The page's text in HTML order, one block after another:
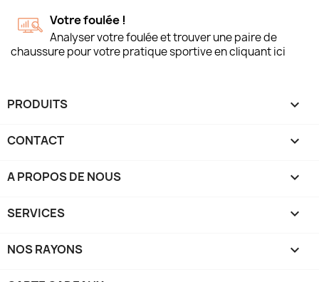
Votre foulée !
Analyser votre foulée et trouver une paire de
chaussure pour votre pratique sportive en cliquant ici
PRODUITS 
CONTACT 
A PROPOS DE NOUS 
SERVICES 
NOS RAYONS 